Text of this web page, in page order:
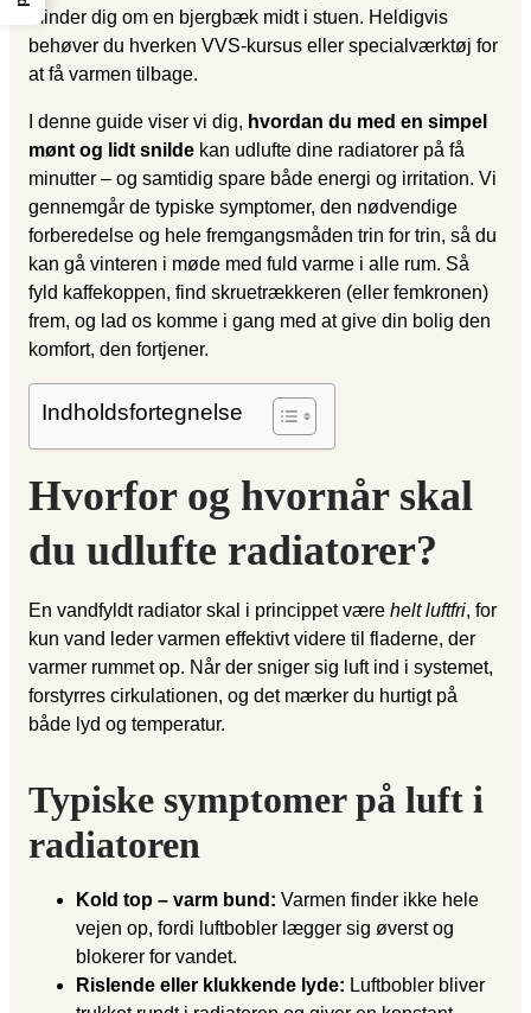
minder dig om en bjergbæk midt i stuen. Heldigvis
behøver du hverken VVS-kursus eller specialværktøj for
at få varmen tilbage.
I denne guide viser vi dig, hvordan du med en simpel
mønt og lidt snilde kan udlufte dine radiatorer på få
minutter – og samtidig spare både energi og irritation. Vi
gennemgår de typiske symptomer, den nødvendige
forberedelse og hele fremgangsmåden trin for trin, så du
kan gå vinteren i møde med fuld varme i alle rum. Så
fyld kaffekoppen, find skruetrækkeren (eller femkronen)
frem, og lad os komme i gang med at give din bolig den
komfort, den fortjener.
Indholdsfortegnelse
Hvorfor og hvornår skal
du udlufte radiatorer?
En vandfyldt radiator skal i princippet være helt luftfri, for
kun vand leder varmen effektivt videre til fladerne, der
varmer rummet op. Når der sniger sig luft ind i systemet,
forstyrres cirkulationen, og det mærker du hurtigt på
både lyd og temperatur.
Typiske symptomer på luft i
radiatoren
Kold top – varm bund: Varmen finder ikke hele
vejen op, fordi luftbobler lægger sig øverst og
blokerer for vandet.
Rislende eller klukkende lyde: Luftbobler bliver